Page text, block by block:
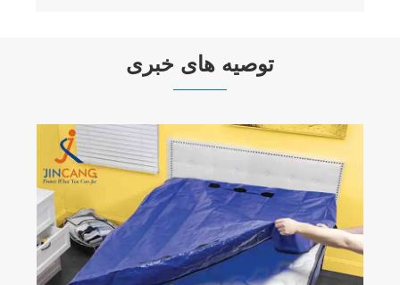
توصیه های خبری